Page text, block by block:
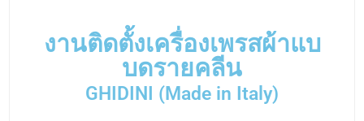
งานติดตั้งเครื่องเพรสผ้าแบ
บดรายคลีน
GHIDINI (Made in Italy)